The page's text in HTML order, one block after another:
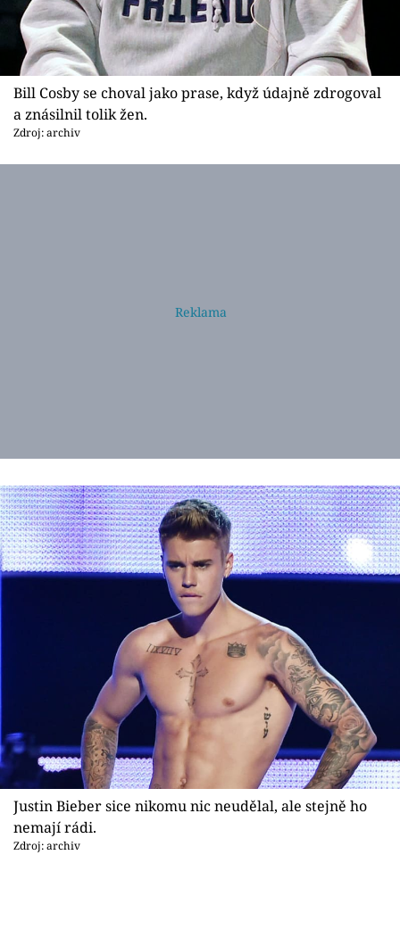
Bill Cosby se choval jako prase, když údajně zdrogoval
a znásilnil tolik žen.
Zdroj: archiv
Justin Bieber sice nikomu nic neudělal, ale stejně ho
nemají rádi.
Zdroj: archiv